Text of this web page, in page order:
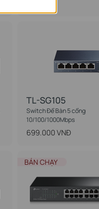
TL-SG105
Switch Để Bàn 5 cổng
10/100/1000Mbps
699.000 VNĐ
BÁN CHẠY